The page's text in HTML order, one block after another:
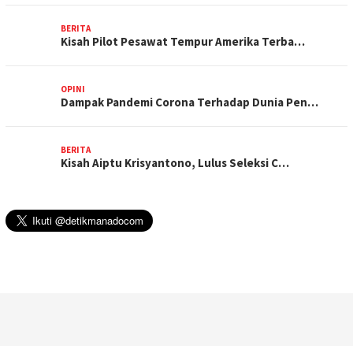
BERITA
Kisah Pilot Pesawat Tempur Amerika Terba…
OPINI
Dampak Pandemi Corona Terhadap Dunia Pen…
BERITA
Kisah Aiptu Krisyantono, Lulus Seleksi C…